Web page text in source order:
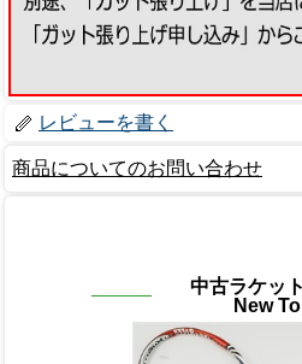
レビューを書く
商品についてのお問い合わせ
中古ラケッ
New